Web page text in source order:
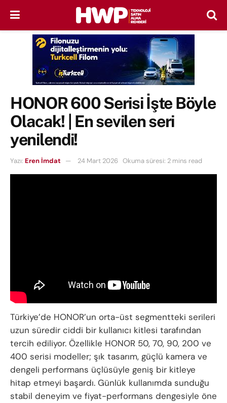
HONOR 600 Serisi İşte Böyle
Olacak! | En sevilen seri
yenilendi!
Yazı: Eren İmdat 24 Mart 2026 Okuma süresi: 2 mins read
Türkiye’de HONOR’un orta-üst segmentteki serileri
uzun süredir ciddi bir kullanıcı kitlesi tarafından
tercih ediliyor. Özellikle HONOR 50, 70, 90, 200 ve
400 serisi modeller; şık tasarım, güçlü kamera ve
dengeli performans üçlüsüyle geniş bir kitleye
hitap etmeyi başardı. Günlük kullanımda sunduğu
stabil deneyim ve fiyat-performans dengesiyle öne